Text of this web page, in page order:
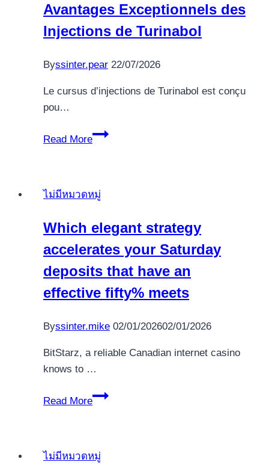
Casino
Bilgileri
Avantages Exceptionnels des
Injections de Turinabol
Byssinter.pear 22/07/2026
Le cursus d’injections de Turinabol est conçu
pou…
Read More
Avantages
de
ไม่มีหมวดหมู่
Which elegant strategy
accelerates your Saturday
deposits that have an
effective fifty% meets
Byssinter.mike 02/01/202602/01/2026
BitStarz, a reliable Canadian internet casino
knows to …
Read More
Which
your
ไม่มีหมวดหมู่